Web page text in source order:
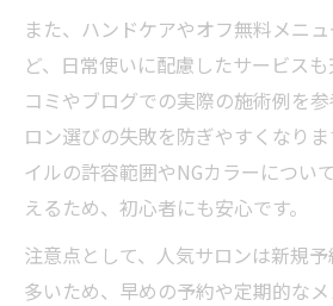
また、ハンドケアやオフ無料メニ
ど、日常使いに配慮したサービス
コミやブログでの実際の施術例を
ロン選びの失敗を防ぎやすくなり
イルの許容範囲やNGカラーについ
えるため、初心者にも安心です。
注意点として、人気サロンは新規
多いため、早めの予約や定期的な